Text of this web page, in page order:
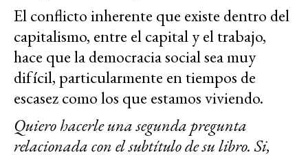
El conflicto inherente que existe dentro del
capitalismo, entre el capital y el trabajo,
hace que la democracia social sea muy
difícil, particularmente en tiempos de
escasez como los que estamos viviendo.
Quiero hacerle una segunda pregunta
relacionada con el subtítulo de su libro. Si,